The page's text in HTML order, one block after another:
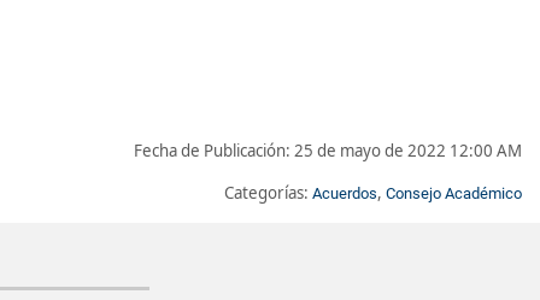
Fecha de Publicación: 25 de mayo de 2022 12:00 AM
Categorías: Acuerdos, Consejo Académico